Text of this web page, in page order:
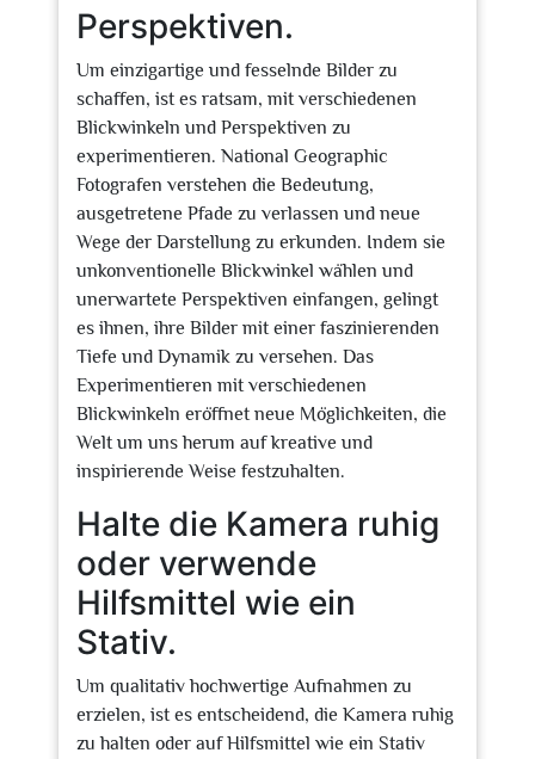
Perspektiven.
Um einzigartige und fesselnde Bilder zu
schaffen, ist es ratsam, mit verschiedenen
Blickwinkeln und Perspektiven zu
experimentieren. National Geographic
Fotografen verstehen die Bedeutung,
ausgetretene Pfade zu verlassen und neue
Wege der Darstellung zu erkunden. Indem sie
unkonventionelle Blickwinkel wählen und
unerwartete Perspektiven einfangen, gelingt
es ihnen, ihre Bilder mit einer faszinierenden
Tiefe und Dynamik zu versehen. Das
Experimentieren mit verschiedenen
Blickwinkeln eröffnet neue Möglichkeiten, die
Welt um uns herum auf kreative und
inspirierende Weise festzuhalten.
Halte die Kamera ruhig
oder verwende
Hilfsmittel wie ein
Stativ.
Um qualitativ hochwertige Aufnahmen zu
erzielen, ist es entscheidend, die Kamera ruhig
zu halten oder auf Hilfsmittel wie ein Stativ